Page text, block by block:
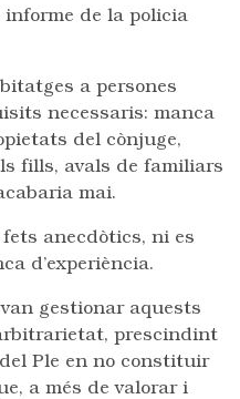
de la policia
a persones
necessaris: manca
del cònjuge,
fills, avals de familiars
mai.
anecdòtics, ni es
d’experiència.
gestionar aquests
prescindint
Ple en no constituir
a més de valorar i